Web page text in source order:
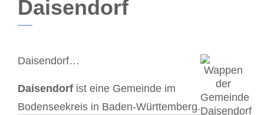
Daisendorf
Daisendorf…
Daisendorf ist eine Gemeinde im
Bodenseekreis in Baden-Württemberg.